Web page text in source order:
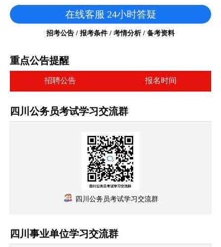
在线客服 24小时答疑
招考公告 / 报考条件 / 考情分析 / 备考资料
重点公告提醒
招聘公告 报名时间
四川公务员考试学习交流群
四川公务员考试学习交流群
四川事业单位学习交流群